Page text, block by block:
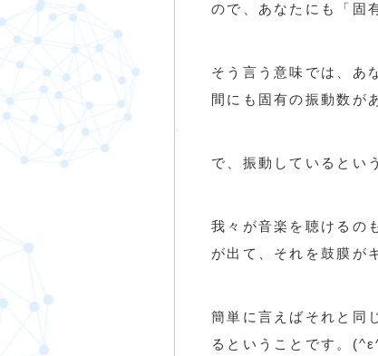
ので、あなたにも
「固
そう言う意味では、あ
間にも固有の振動数が
で、振動しているとい
我々が音楽を聴けるの
が出て、それを鼓膜が
簡単に言えばそれと同
るということです。